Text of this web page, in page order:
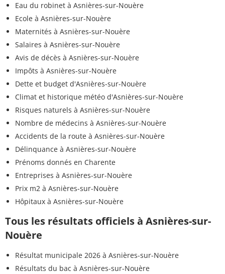
Eau du robinet à Asnières-sur-Nouère
Ecole à Asnières-sur-Nouère
Maternités à Asnières-sur-Nouère
Salaires à Asnières-sur-Nouère
Avis de décès à Asnières-sur-Nouère
Impôts à Asnières-sur-Nouère
Dette et budget d'Asnières-sur-Nouère
Climat et historique météo d'Asnières-sur-Nouère
Risques naturels à Asnières-sur-Nouère
Nombre de médecins à Asnières-sur-Nouère
Accidents de la route à Asnières-sur-Nouère
Délinquance à Asnières-sur-Nouère
Prénoms donnés en Charente
Entreprises à Asnières-sur-Nouère
Prix m2 à Asnières-sur-Nouère
Hôpitaux à Asnières-sur-Nouère
Tous les résultats officiels à Asnières-sur-
Nouère
Résultat municipale 2026 à Asnières-sur-Nouère
Résultats du bac à Asnières-sur-Nouère